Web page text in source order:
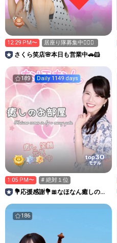
12:29 PM〜 居座り隊募集中❤️‍🔥🥺
さくら笑店🌸本日も営業中🚗🐹
189 Daily 1149 days
top30
モデル
1:05 PM〜 # 絶対１位
💐応援感謝💐🎀なほなん癒しのお
186